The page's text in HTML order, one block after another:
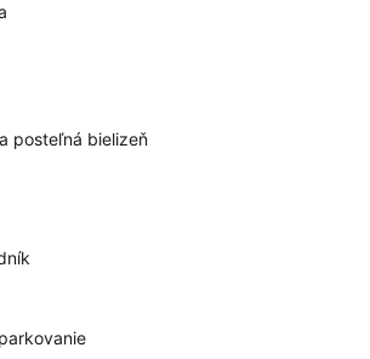
posteľná bielizeň